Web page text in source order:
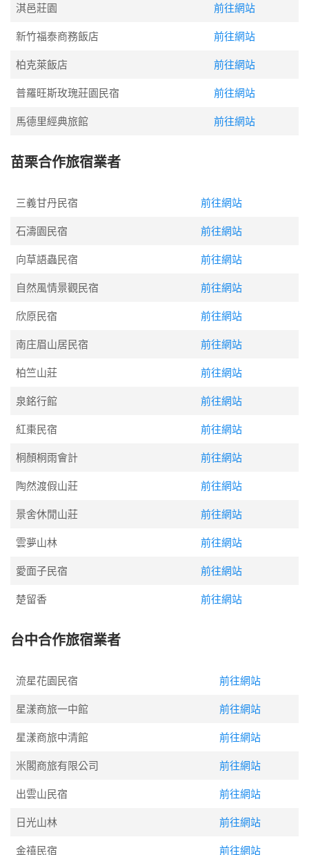
淇邑莊園 前往網站
新竹福泰商務飯店 前往網站
柏克萊飯店 前往網站
普羅旺斯玫瑰莊園民宿 前往網站
馬德里經典旅館 前往網站
苗栗合作旅宿業者
三義甘丹民宿 前往網站
石濤園民宿 前往網站
向草語蟲民宿 前往網站
自然風情景觀民宿 前往網站
欣原民宿 前往網站
南庄眉山居民宿 前往網站
柏竺山莊 前往網站
泉銘行館 前往網站
紅棗民宿 前往網站
桐顏桐雨會計 前往網站
陶然渡假山莊 前往網站
景舍休閒山莊 前往網站
雲夢山林 前往網站
愛面子民宿 前往網站
楚留香 前往網站
台中合作旅宿業者
流星花園民宿 前往網站
星漾商旅一中館 前往網站
星漾商旅中清館 前往網站
米閣商旅有限公司 前往網站
出雲山民宿 前往網站
日光山林 前往網站
金禧民宿 前往網站